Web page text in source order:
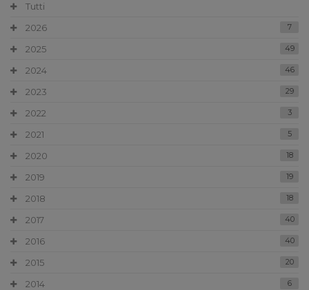
Tutti
2026
7
2025 49
2024 46
2023 29
2022 3
2021 5
2020 18
2019 19
2018 18
2017 40
2016 40
2015 20
2014 6